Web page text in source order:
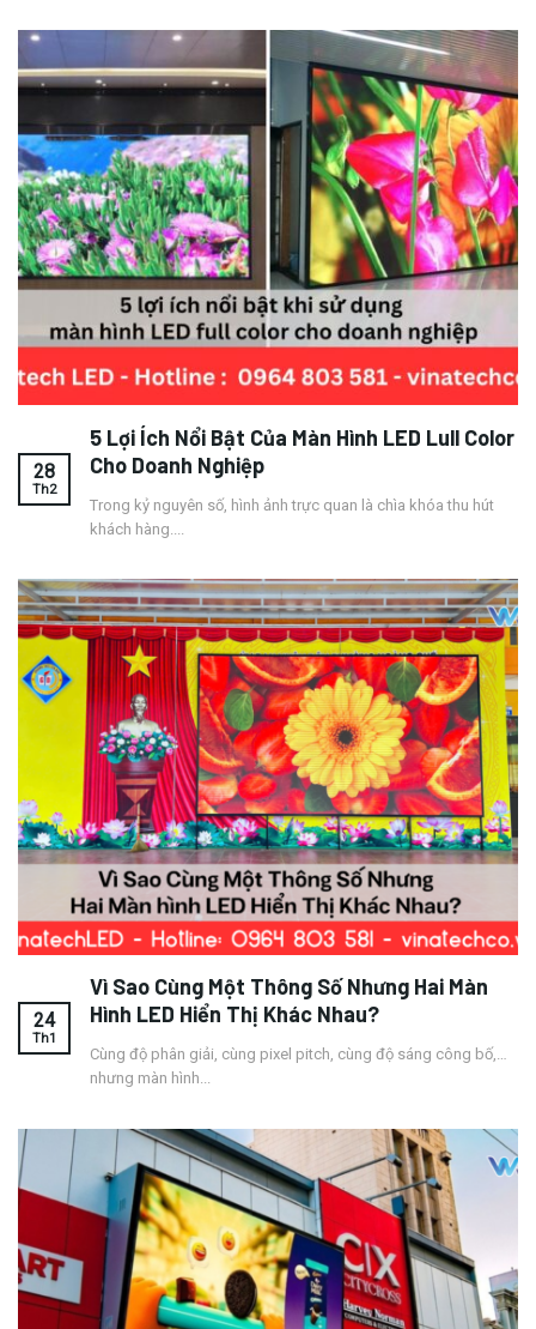
5 Lợi Ích Nổi Bật Của Màn Hình LED Lull Color
Cho Doanh Nghiệp
Trong kỷ nguyên số, hình ảnh trực quan là chìa khóa thu hút
khách hàng....
28
Th2
Vì Sao Cùng Một Thông Số Nhưng Hai Màn
Hình LED Hiển Thị Khác Nhau?
Cùng độ phân giải, cùng pixel pitch, cùng độ sáng công bố,…
nhưng màn hình...
24
Th1